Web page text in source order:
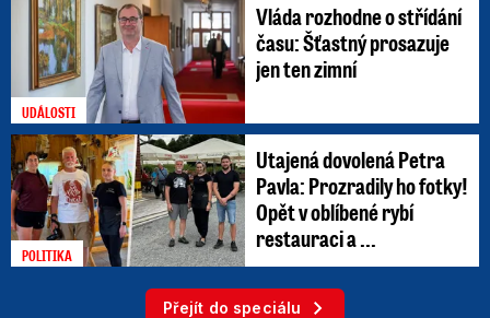
UDÁLOSTI
Vláda rozhodne o střídání
času: Šťastný prosazuje
jen ten zimní
POLITIKA
Utajená dovolená Petra
Pavla: Prozradily ho fotky!
Opět v oblíbené rybí
restauraci a ...
Přejít do speciálu